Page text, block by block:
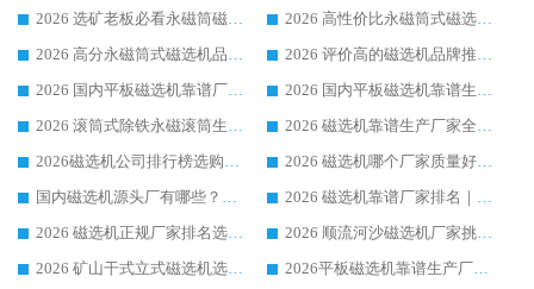
2026 选矿老板必看永磁筒磁选机推荐 行业头部品牌口碑设备选购全攻略
2026 高性价比永磁筒式磁选机品牌盘点 行业强者口碑实测选购完整指南
2026 高分永磁筒式磁选机品牌推荐 选矿设备强者对比测评采购避坑全攻略
2026 评价高的磁选机品牌推荐选购指南，永磁筒式磁选机设备领域强者全景行业口碑解析
2026 国内平板磁选机靠谱厂家排名 行业实测口碑设备按需选购全指南
2026 国内平板磁选机靠谱生产厂家推荐排名|行业口碑选购指南，领域强者按需选设备
2026 滚筒式除铁永磁滚筒生产厂家推荐排名|行业口碑选购指南，领域强者源头厂商精选
2026 磁选机靠谱生产厂家全梳理 分场景选型行业头部品牌选购参考攻略
2026磁选机公司排行榜选购指南|正规源头厂家推荐，领域强者高性价比靠谱信赖品牌
2026 磁选机哪个厂家质量好？十大靠谱磁电企业排名选购指南
国内磁选机源头厂有哪些？2026 综合实力排名与采购避坑技巧
2026 磁选机靠谱厂家排名｜华体会手机网页版-华体会(中国) 高性价比磁选机磁电品牌
2026 磁选机正规厂家排名选购指南|行业口碑信赖品牌推荐性价比高靠谱磁电企业
2026 顺流河沙磁选机厂家挑选攻略 | 业内口碑龙头企业高性价比品牌推荐
2026 矿山干式立式磁选机选型攻略 梳理深耕磁电装备多年靠谱生产厂商
2026平板磁选机靠谱生产厂家选购指南 行业口碑良好品牌推荐 磁电领域实力强者